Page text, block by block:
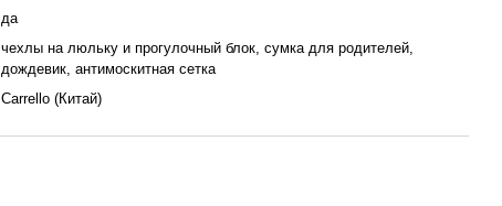
да
чехлы на люльку и прогулочный блок, сумка для родителей,
дождевик, антимоскитная сетка
Carrello (Китай)